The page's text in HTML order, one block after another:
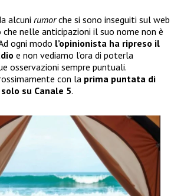
alcuni rumorche si sono inseguiti sul web
nelle anticipazioni il suo nome non è
ogni modo l’opinionista ha ripreso il
e non vediamo l’ora di poterla
osservazioni sempre puntuali.
con la prima puntata di
su Canale 5.